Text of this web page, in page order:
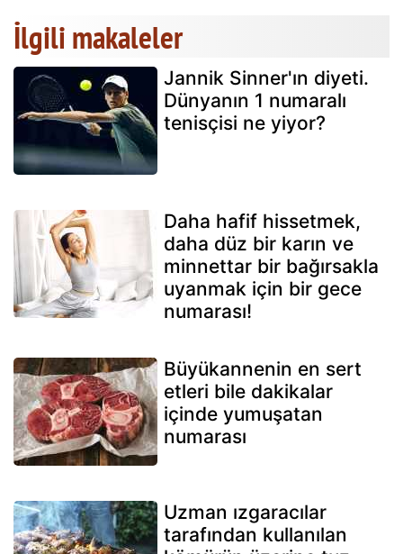
İlgili makaleler
Jannik Sinner'ın diyeti.
Dünyanın 1 numaralı
tenisçisi ne yiyor?
Daha hafif hissetmek,
daha düz bir karın ve
minnettar bir bağırsakla
uyanmak için bir gece
numarası!
Büyükannenin en sert
etleri bile dakikalar
içinde yumuşatan
numarası
Uzman ızgaracılar
tarafından kullanılan